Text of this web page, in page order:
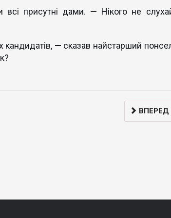
присутні дами. — Нікого не
— сказав найстарший
ВПЕРЕД